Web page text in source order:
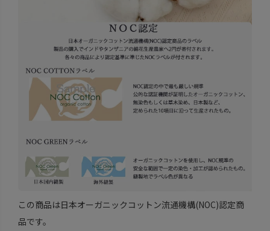
この商品は日本オーガニックコットン流通機構(NOC)認定商
品です。